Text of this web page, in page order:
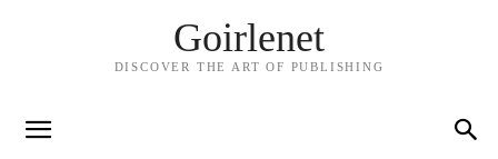
Goirlenet
DISCOVER THE ART OF PUBLISHING